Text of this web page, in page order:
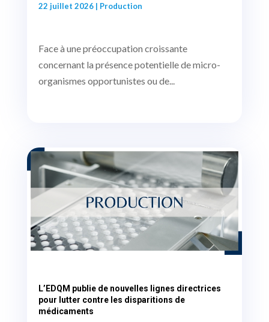
22 juillet 2026| Production
Face à une préoccupation croissante
concernant la présence potentielle de micro-
organismes opportunistes ou de...
L’EDQM publie de nouvelles lignes directrices
pour lutter contre les disparitions de
médicaments